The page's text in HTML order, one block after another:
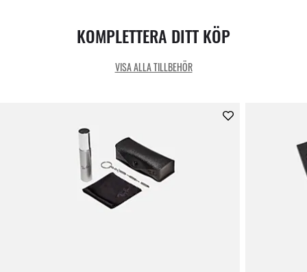
KOMPLETTERA DITT KÖP
VISA ALLA TILLBEHÖR